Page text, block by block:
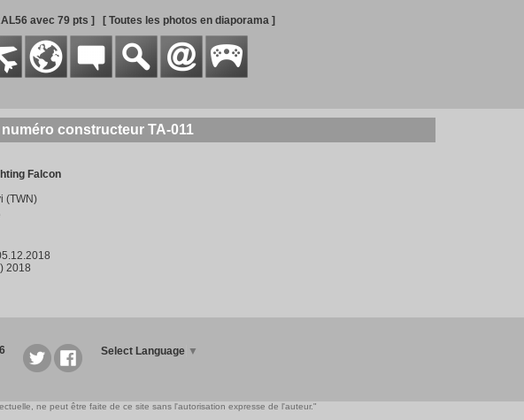
avec 79 pts ] [ Toutes les photos en diaporama ]
constructeur TA-011
Falcon
(TWN)
2018
Select Language ▼
ne peut être faite de ce site sans l'autorisation expresse de l'auteur."